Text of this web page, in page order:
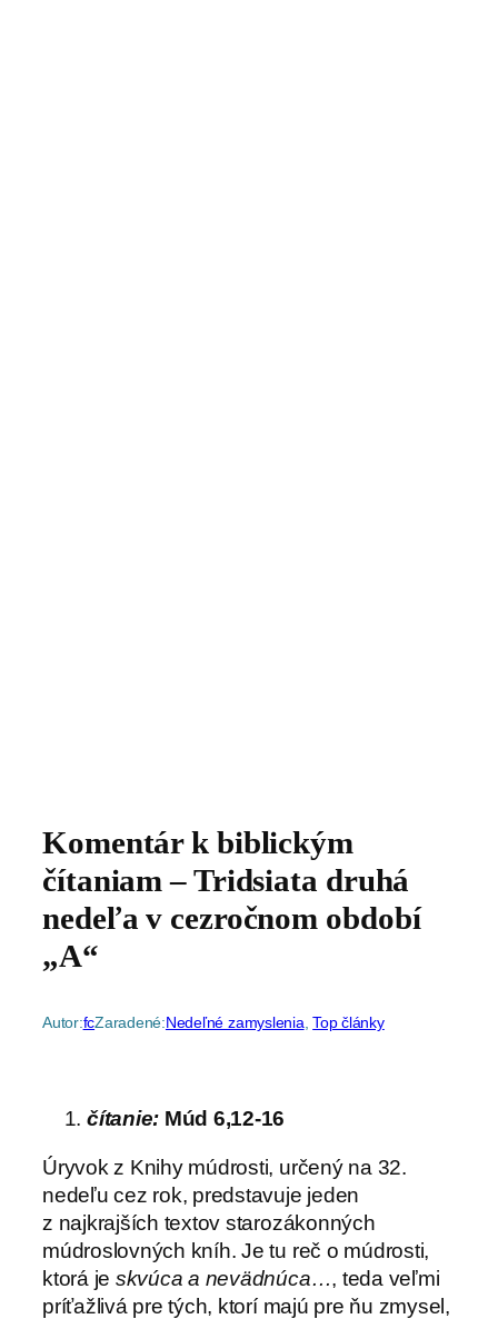
Komentár k biblickým
čítaniam – Tridsiata druhá
nedeľa v cezročnom období
„A“
Autor:fcZaradené:Nedeľné zamyslenia, Top články
čítanie: Múd 6,12-16
Úryvok z Knihy múdrosti, určený na 32.
nedeľu cez rok, predstavuje jeden
z najkrajších textov starozákonných
múdroslovných kníh. Je tu reč o múdrosti,
ktorá je skvúca a nevädnúca…, teda veľmi
príťažlivá pre tých, ktorí majú pre ňu zmysel,